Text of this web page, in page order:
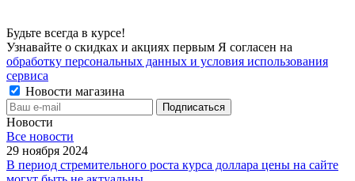
Будьте всегда в курсе!
Узнавайте о скидках и акциях первым Я согласен на
обработку персональных данных и условия использования
сервиса
Новости магазина
Новости
Все новости
29 ноября 2024
В период стремительного роста курса доллара цены на сайте